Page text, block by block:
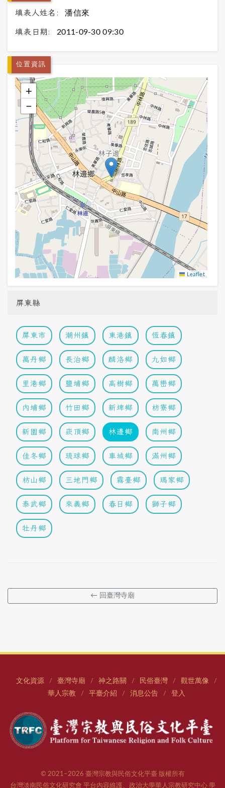
填表人姓名: 潘信來
填表日期: 2011-09-30 09:30
位置資訊
+
−
Leaflet
屏東縣
屏東市 潮州鎮 東港鎮 恆春鎮
萬丹鄉 長治鄉 麟洛鄉 九如鄉
里港鄉 鹽埔鄉 高樹鄉 萬巒鄉
內埔鄉 竹田鄉 新埤鄉 枋寮鄉
新園鄉 崁頂鄉 林邊鄉 南州鄉
佳冬鄉 琉球鄉 車城鄉 滿州鄉
枋山鄉 三地門鄉 霧臺鄉 瑪家鄉
泰武鄉 來義鄉 春日鄉 獅子鄉
牡丹鄉
← 回臺灣寺廟
文化資源 / 臺灣寺廟 / 神之路關 / 民俗臺灣 / 觀世萬像 /
華人宗教 / 平臺介紹 / 消息公告 / 登入
© 2021–2026 臺灣宗教與民俗文化平臺 版權所有
台灣淡南民俗文化研究會 平台內容維護、政治大學華人宗教研究中心 學